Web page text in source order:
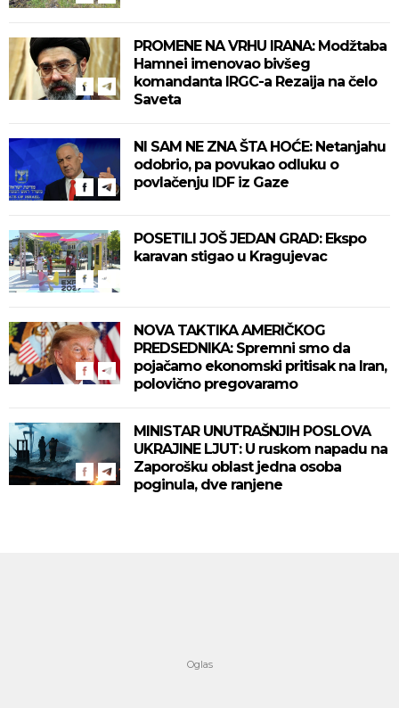
PROMENE NA VRHU IRANA: Modžtaba
Hamnei imenovao bivšeg
komandanta IRGC-a Rezaija na čelo
Saveta
NI SAM NE ZNA ŠTA HOĆE: Netanjahu
odobrio, pa povukao odluku o
povlačenju IDF iz Gaze
POSETILI JOŠ JEDAN GRAD: Ekspo
karavan stigao u Kragujevac
NOVA TAKTIKA AMERIČKOG
PREDSEDNIKA: Spremni smo da
pojačamo ekonomski pritisak na Iran,
polovično pregovaramo
MINISTAR UNUTRAŠNJIH POSLOVA
UKRAJINE LJUT: U ruskom napadu na
Zaporošku oblast jedna osoba
poginula, dve ranjene